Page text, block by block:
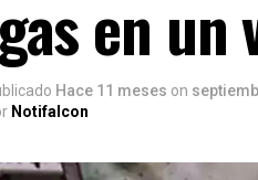
en
Hace 11 meses on
Notifalcon